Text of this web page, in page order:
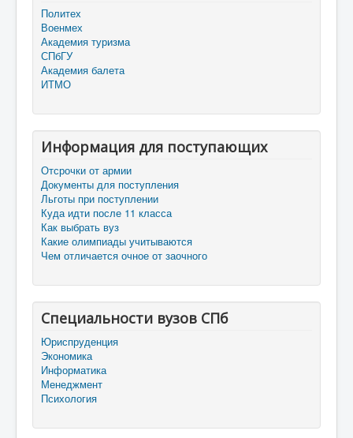
Политех
Военмех
Академия туризма
СПбГУ
Академия балета
ИТМО
Информация для поступающих
Отсрочки от армии
Документы для поступления
Льготы при поступлении
Куда идти после 11 класса
Как выбрать вуз
Какие олимпиады учитываются
Чем отличается очное от заочного
Специальности вузов СПб
Юриспруденция
Экономика
Информатика
Менеджмент
Психология